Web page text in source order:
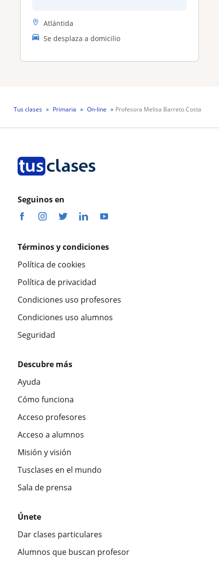
Atlántida
Se desplaza a domicilio
Tus clases Primaria On-line Profesora Melisa Barreto Costa
Seguinos en
Términos y condiciones
Política de cookies
Política de privacidad
Condiciones uso profesores
Condiciones uso alumnos
Seguridad
Descubre más
Ayuda
Cómo funciona
Acceso profesores
Acceso a alumnos
Misión y visión
Tusclases en el mundo
Sala de prensa
Únete
Dar clases particulares
Alumnos que buscan profesor